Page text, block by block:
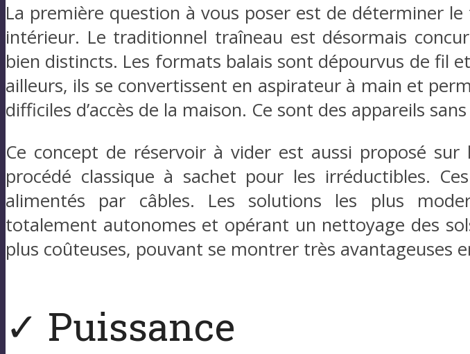
La première question à vous poser est de déterminer
intérieur. Le traditionnel traîneau est désormais
bien distincts. Les formats balais sont dépourvus de fil
ailleurs, ils se convertissent en aspirateur à main et
difficiles d’accès de la maison. Ce sont des appareils sans
Ce concept de réservoir à vider est aussi proposé
procédé classique à sachet pour les irréductibles.
alimentés par câbles. Les solutions les plus
totalement autonomes et opérant un nettoyage des
plus coûteuses, pouvant se montrer très avantageuses
✓ Puissance